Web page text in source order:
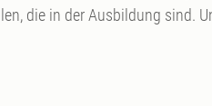
die in der Ausbildung sind.